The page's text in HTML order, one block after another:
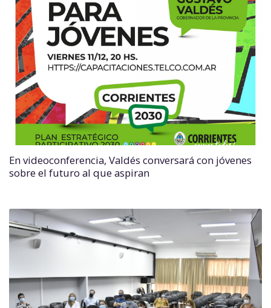
En videoconferencia, Valdés conversará con jóvenes
sobre el futuro al que aspiran